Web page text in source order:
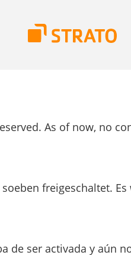
As of now, no
freigeschaltet.
de ser activada y aún